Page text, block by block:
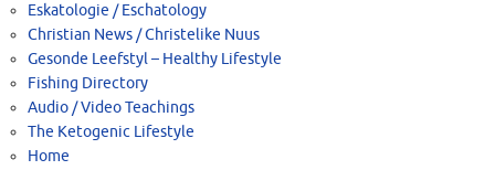
Eskatologie / Eschatology
Christian News / Christelike Nuus
Gesonde Leefstyl – Healthy Lifestyle
Fishing Directory
Audio / Video Teachings
The Ketogenic Lifestyle
Home